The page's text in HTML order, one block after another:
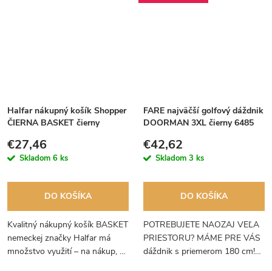
Halfar nákupný košík Shopper
ČIERNA BASKET čierny
€27,46
Skladom 6 ks
DO KOŠÍKA
Kvalitný nákupný košík BASKET
nemeckej značky Halfar má
množstvo využití – na nákup, na
FARE najväčší golfový dáždnik
DOORMAN 3XL čierny 6485
€42,62
Skladom 3 ks
DO KOŠÍKA
POTREBUJETE NAOZAJ VEĽA
PRIESTORU? MÁME PRE VÁS
dáždnik s priemerom 180 cm!